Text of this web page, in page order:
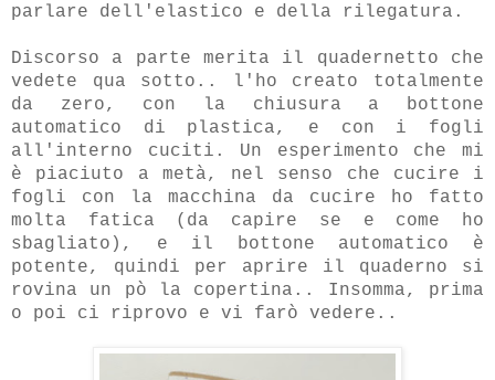
parlare dell'elastico e della rilegatura.
Discorso a parte merita il quadernetto che
vedete qua sotto.. l'ho creato totalmente
da zero, con la chiusura a bottone
automatico di plastica, e con i fogli
all'interno cuciti. Un esperimento che mi
è piaciuto a metà, nel senso che cucire i
fogli con la macchina da cucire ho fatto
molta fatica (da capire se e come ho
sbagliato), e il bottone automatico è
potente, quindi per aprire il quaderno si
rovina un pò la copertina.. Insomma, prima
o poi ci riprovo e vi farò vedere..